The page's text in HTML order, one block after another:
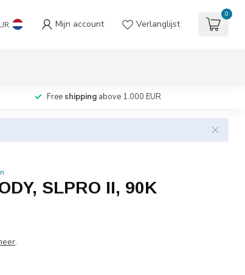
Mijn account Verlanglijst
0
Free shipping above 1.000 EUR
SLPRO II, 90K
.